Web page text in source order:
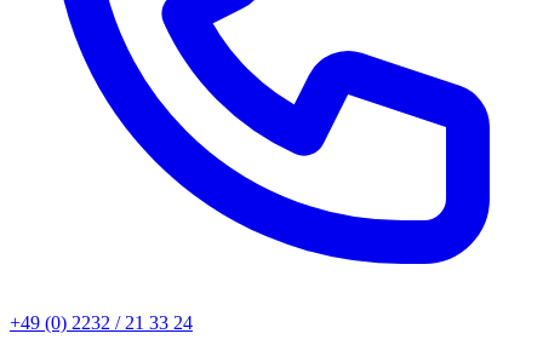
+49 (0) 2232 / 21 33 24